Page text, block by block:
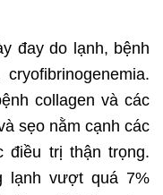
đay do lạnh, bệnh
collagen và các
sẹo nằm cạnh các
điều trị thận trọng.
lạnh vượt quá 7%